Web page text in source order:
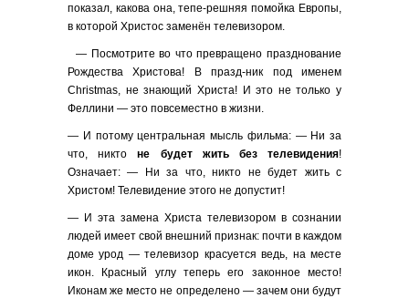
показал, какова она, тепе-решняя помойка Европы,
в которой Христос заменён телевизором.
— Посмотрите во что превращено празднование
Рождества Христова! В празд-ник под именем
Christmas, не знающий Христа! И это не только у
Феллини — это повсеместно в жизни.
— И потому центральная мысль фильма: — Ни за
что, никтоне будет жить без телевидения!
Означает: — Ни за что, никто не будет жить с
Христом! Телевидение этого не допустит!
— И эта замена Христа телевизором в сознании
людей имеет свой внешний признак: почти в каждом
доме урод — телевизор красуется ведь, на месте
икон. Красный углу теперь его законное место!
Иконам же место не определено — зачем они будут